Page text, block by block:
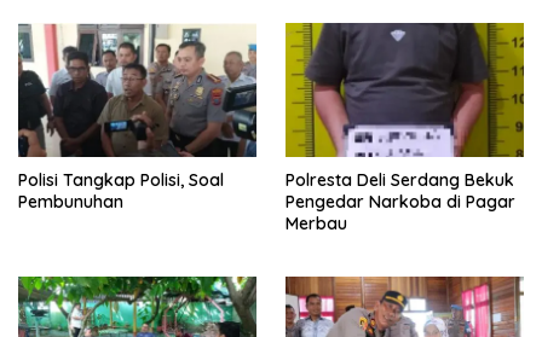
Polisi Tangkap Polisi, Soal
Pembunuhan
Polresta Deli Serdang Bekuk
Pengedar Narkoba di Pagar
Merbau